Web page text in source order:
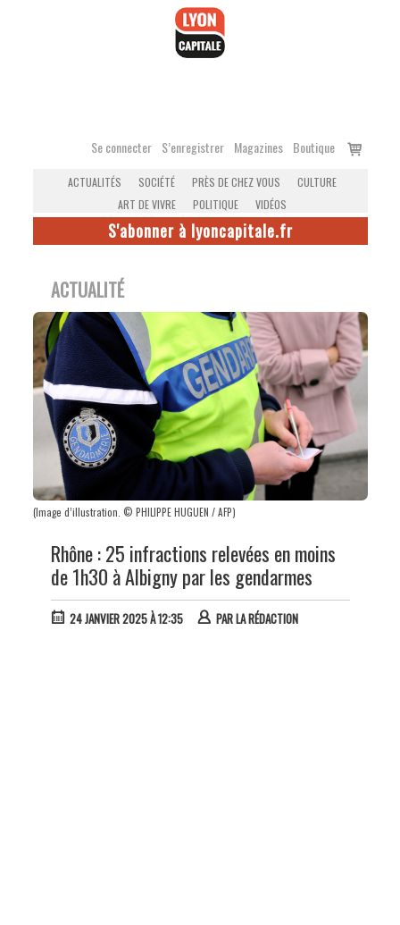
Se connecter S’enregistrer Magazines Boutique
Voir
ACTUALITÉS SOCIÉTÉ PRÈS DE CHEZ VOUS
CULTURE
ART DE VIVRE
POLITIQUE VIDÉOS
S'abonner à lyoncapitale.fr
ACTUALITÉ
(Image d’illustration. © PHILIPPE HUGUEN / AFP)
Rhône : 25 infractions relevées en moins
de 1h30 à Albigny par les gendarmes
24 JANVIER 2025 À 12:35 PARLA RÉDACTION